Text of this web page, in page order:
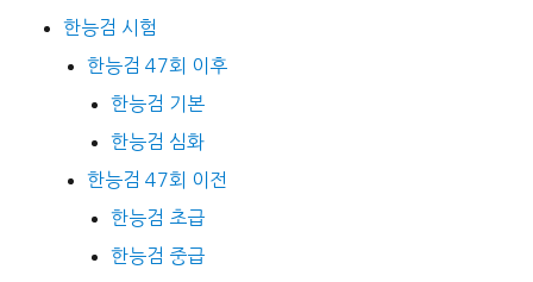
한능검 시험
한능검 47회 이후
한능검 기본
한능검 심화
한능검 47회 이전
한능검 초급
한능검 중급